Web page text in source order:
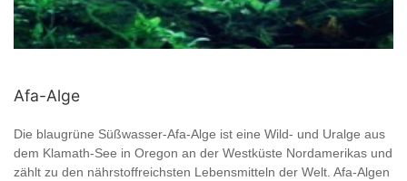
Afa-Alge
Die blaugrüne Süßwasser-Afa-Alge ist eine Wild- und Uralge aus
dem Klamath-See in Oregon an der Westküste Nordamerikas und
zählt zu den nährstoffreichsten Lebensmitteln der Welt. Afa-Algen